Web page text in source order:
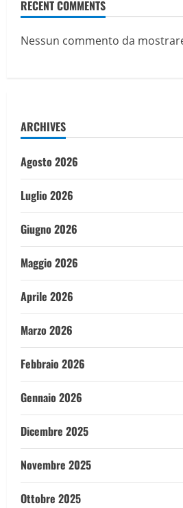
RECENT COMMENTS
Nessun commento da
ARCHIVES
Agosto 2026
Luglio 2026
Giugno 2026
Maggio 2026
Aprile 2026
Marzo 2026
Febbraio 2026
Gennaio 2026
Dicembre 2025
Novembre 2025
Ottobre 2025